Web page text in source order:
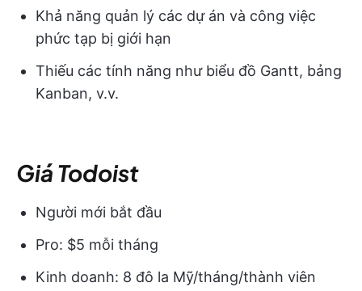
Khả năng quản lý các dự án và công việc
phức tạp bị giới hạn
Thiếu các tính năng như biểu đồ Gantt, bảng
Kanban, v.v.
Giá Todoist
Người mới bắt đầu
Pro: $5 mỗi tháng
Kinh doanh: 8 đô la Mỹ/tháng/thành viên